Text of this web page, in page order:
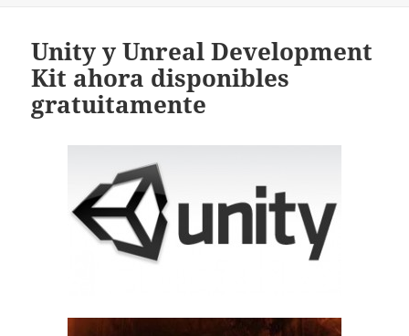
Unity y Unreal Development
Kit ahora disponibles
gratuitamente